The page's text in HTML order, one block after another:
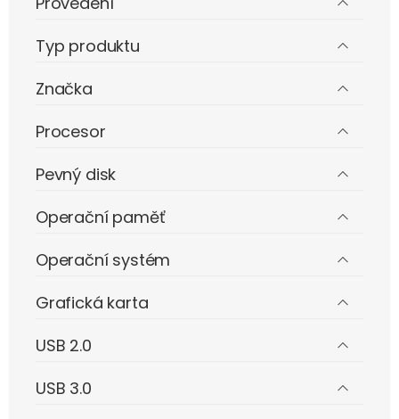
Typ produktu
Značka
Procesor
Pevný disk
Operační paměť
Operační systém
Grafická karta
USB 2.0
USB 3.0